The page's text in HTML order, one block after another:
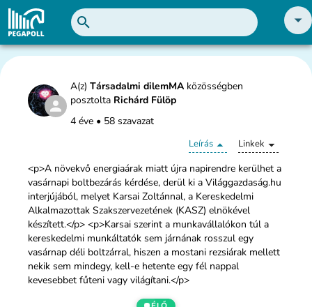
A(z) Társadalmi dilemMA közösségben
posztolta Richárd Fülöp
4 éve • 58 szavazat
Leírás Linkek
<p>A növekvő energiaárak miatt újra napirendre kerülhet a
vasárnapi boltbezárás kérdése, derül ki a Világgazdaság.hu
interjújából, melyet Karsai Zoltánnal, a Kereskedelmi
Alkalmazottak Szakszervezetének (KASZ) elnökével
készített.</p> <p>Karsai szerint a munkavállalókon túl a
kereskedelmi munkáltatók sem járnának rosszul egy
vasárnap déli boltzárral, hiszen a mostani rezsiárak mellett
nekik sem mindegy, kell-e hetente egy fél nappal
kevesebbet fűteni vagy világítani.</p>